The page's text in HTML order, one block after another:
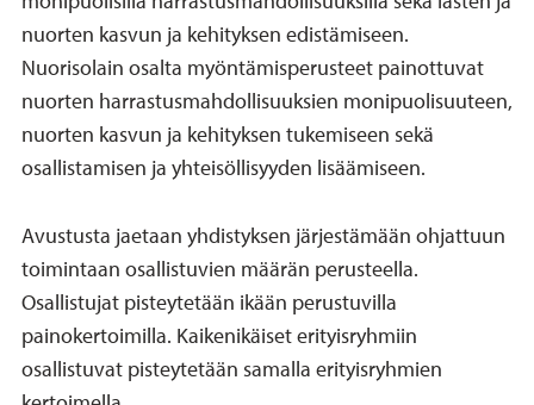
nuorten kasvun ja kehityksen edistämiseen.
Nuorisolain osalta myöntämisperusteet painottuvat
nuorten harrastusmahdollisuuksien monipuolisuuteen,
nuorten kasvun ja kehityksen tukemiseen sekä
osallistamisen ja yhteisöllisyyden lisäämiseen.
Avustusta jaetaan yhdistyksen järjestämään ohjattuun
toimintaan osallistuvien määrän perusteella.
Osallistujat pisteytetään ikään perustuvilla
painokertoimilla. Kaikenikäiset erityisryhmiin
osallistuvat pisteytetään samalla erityisryhmien